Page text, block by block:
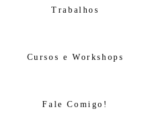
Trabalhos
Cursos e Workshops
Fale Comigo!